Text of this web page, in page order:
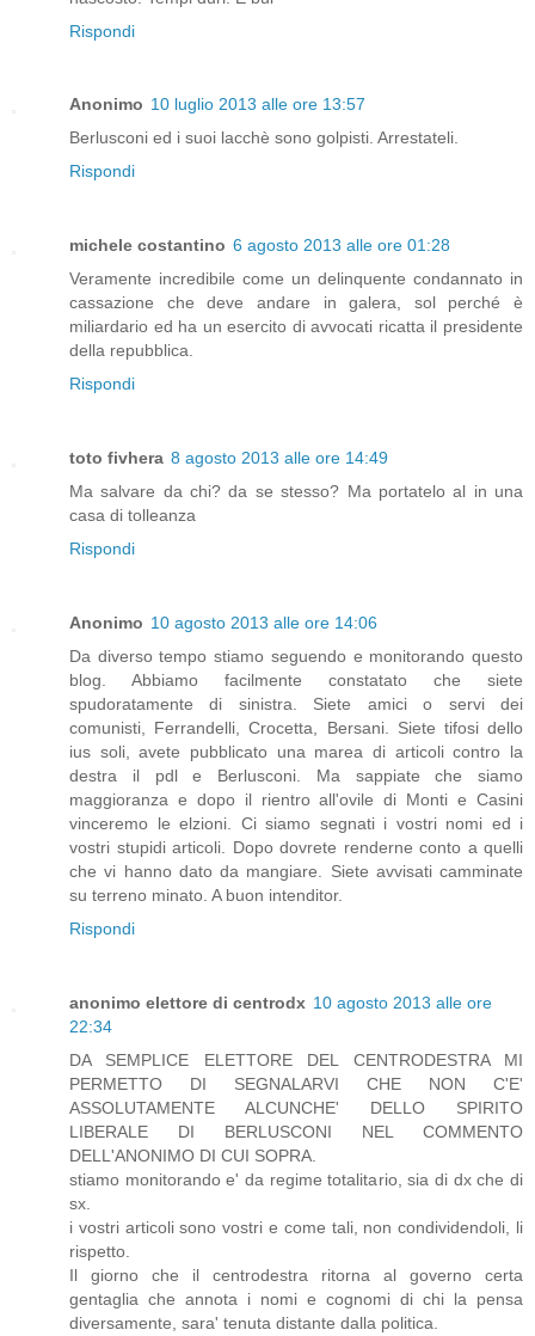
Rispondi
Anonimo 10 luglio 2013 alle ore 13:57
Berlusconi ed i suoi lacchè sono golpisti. Arrestateli.
Rispondi
michele costantino 6 agosto 2013 alle ore 01:28
Veramente incredibile come un delinquente condannato in
cassazione che deve andare in galera, sol perché è
miliardario ed ha un esercito di avvocati ricatta il presidente
della repubblica.
Rispondi
toto fivhera 8 agosto 2013 alle ore 14:49
Ma salvare da chi? da se stesso? Ma portatelo al in una
casa di tolleanza
Rispondi
Anonimo 10 agosto 2013 alle ore 14:06
Da diverso tempo stiamo seguendo e monitorando questo
blog. Abbiamo facilmente constatato che siete
spudoratamente di sinistra. Siete amici o servi dei
comunisti, Ferrandelli, Crocetta, Bersani. Siete tifosi dello
ius soli, avete pubblicato una marea di articoli contro la
destra il pdl e Berlusconi. Ma sappiate che siamo
maggioranza e dopo il rientro all'ovile di Monti e Casini
vinceremo le elzioni. Ci siamo segnati i vostri nomi ed i
vostri stupidi articoli. Dopo dovrete renderne conto a quelli
che vi hanno dato da mangiare. Siete avvisati camminate
su terreno minato. A buon intenditor.
Rispondi
anonimo elettore di centrodx 10 agosto 2013 alle ore
22:34
DA SEMPLICE ELETTORE DEL CENTRODESTRA MI
PERMETTO DI SEGNALARVI CHE NON C'E'
ASSOLUTAMENTE ALCUNCHE' DELLO SPIRITO
LIBERALE DI BERLUSCONI NEL COMMENTO
DELL'ANONIMO DI CUI SOPRA.
stiamo monitorando e' da regime totalitario, sia di dx che di
sx.
i vostri articoli sono vostri e come tali, non condividendoli, li
rispetto.
Il giorno che il centrodestra ritorna al governo certa
gentaglia che annota i nomi e cognomi di chi la pensa
diversamente, sara' tenuta distante dalla politica.